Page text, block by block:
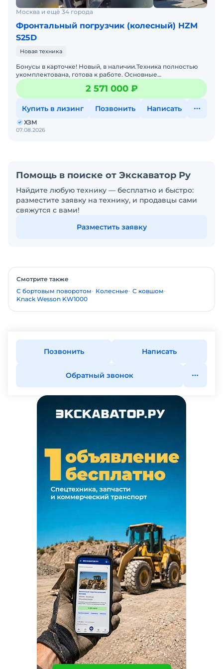
Лизинг: Аванс от 10% Срок до 7 лет Одобрение за
Свяжитесь с нами! Звоните - консультируем по
всем вопросам.
Приезжайте на тест-драйв и оцените технику
вживую!
Аналоги: Bobcat, JCB, Lonking, XCMG, Bull,
Sunward.
Москва и ещё 34 города
Фронтальный погрузчик (колесный) HZM
S25D
Новая техника
Бонусы в карточке! Новый, в наличии.Техника полностью
укомплектована, готова к работе. Основные
характеристики- Ковш: 1, 5 м³ под быстросъёмную каретку
(Б
2 571 000 ₽
Купить в лизинг Позвонить Написать
07.08.2026
ХЗМ
Помощь в поиске от Экскаватор Ру
Найдите любую технику — бесплатно и быстро:
разместите заявку на технику, и продавцы сами
свяжутся с вами!
Разместить заявку
Смотрите также
С бортовым поворотом
Колесные С ковшом
Knack Wesson KW1000
Позвонить Написать
Обратный звонок